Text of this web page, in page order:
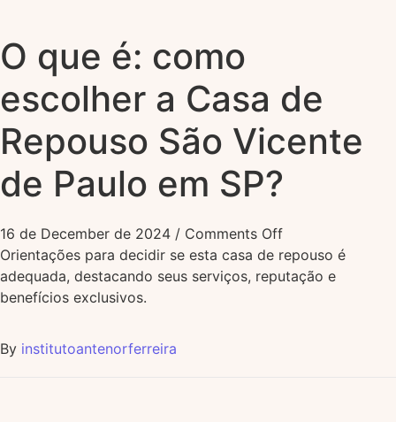
O que é: como
escolher a Casa de
Repouso São Vicente
de Paulo em SP?
16 de December de 2024 / Comments Off
Orientações para decidir se esta casa de repouso é
adequada, destacando seus serviços, reputação e
benefícios exclusivos.
By institutoantenorferreira